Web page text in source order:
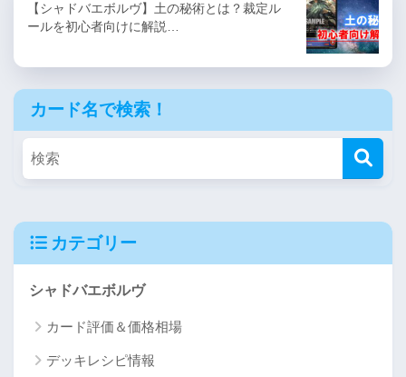
【シャドバエボルヴ】土の秘術とは？裁定ル
ールを初心者向けに解説…
カード名で検索！
カテゴリー
シャドバエボルヴ
カード評価＆価格相場
デッキレシピ情報